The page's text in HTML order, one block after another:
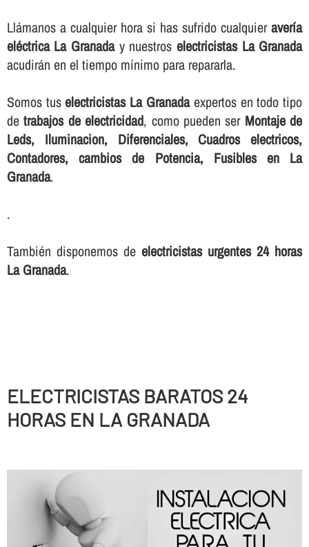
Llámanos a cualquier hora si has sufrido cualquieraverí­a
eléctrica La Granaday nuestros electricistas La Granada
acudirán en el tiempo mí­nimo para repararla.
Somos tuselectricistas La Granadaexpertos en todo tipo
detrabajos de electricidad, como pueden ser Montaje de
Leds, Iluminacion, Diferenciales, Cuadros electricos,
Contadores, cambios de Potencia, Fusibles en La
Granada.
.
También disponemos de electricistas urgentes 24 horas
La Granada.
ELECTRICISTAS BARATOS 24
HORAS EN LA GRANADA